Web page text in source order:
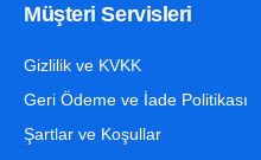
Müşteri Servisleri
Gizlilik ve KVKK
Geri Ödeme ve İade Politikası
Şartlar ve Koşullar